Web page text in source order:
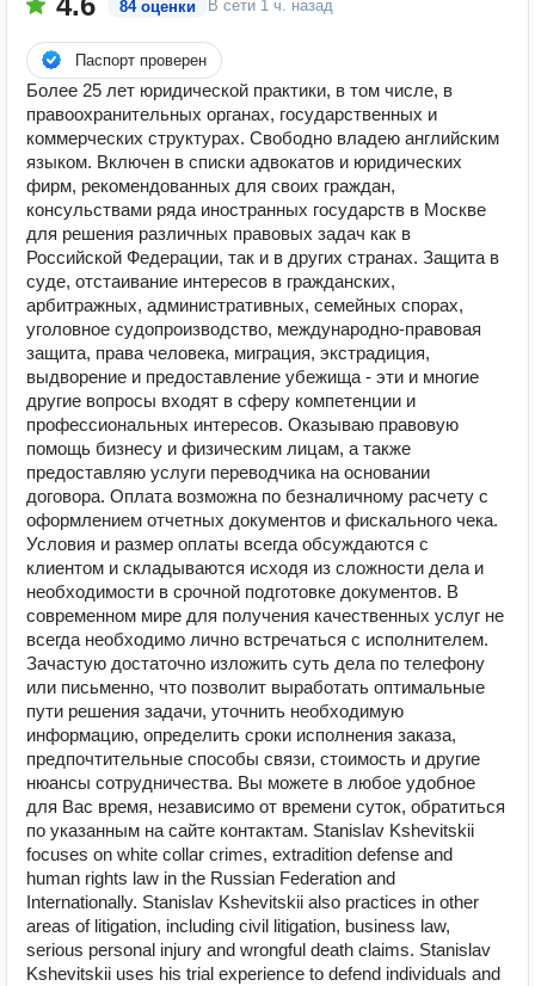
84 оценки В сети 1 ч. назад
Паспорт проверен
Более 25 лет юридической практики, в том числе, в
правоохранительных органах, государственных и
коммерческих структурах. Свободно владею английским
языком. Включен в списки адвокатов и юридических
фирм, рекомендованных для своих граждан,
консульствами ряда иностранных государств в Москве
для решения различных правовых задач как в
Российской Федерации, так и в других странах. Защита в
суде, отстаивание интересов в гражданских,
арбитражных, административных, семейных спорах,
уголовное судопроизводство, международно-правовая
защита, права человека, миграция, экстрадиция,
выдворение и предоставление убежища - эти и многие
другие вопросы входят в сферу компетенции и
профессиональных интересов. Оказываю правовую
помощь бизнесу и физическим лицам, а также
предоставляю услуги переводчика на основании
договора. Оплата возможна по безналичному расчету с
оформлением отчетных документов и фискального чека.
Условия и размер оплаты всегда обсуждаются с
клиентом и складываются исходя из сложности дела и
необходимости в срочной подготовке документов. В
современном мире для получения качественных услуг не
всегда необходимо лично встречаться с исполнителем.
Зачастую достаточно изложить суть дела по телефону
или письменно, что позволит выработать оптимальные
пути решения задачи, уточнить необходимую
информацию, определить сроки исполнения заказа,
предпочтительные способы связи, стоимость и другие
нюансы сотрудничества. Вы можете в любое удобное
для Вас время, независимо от времени суток, обратиться
по указанным на сайте контактам. Stanislav Kshevitskii
focuses on white collar crimes, extradition defense and
human rights law in the Russian Federation and
Internationally. Stanislav Kshevitskii also practices in other
areas of litigation, including civil litigation, business law,
serious personal injury and wrongful death claims. Stanislav
Kshevitskii uses his trial experience to defend individuals and